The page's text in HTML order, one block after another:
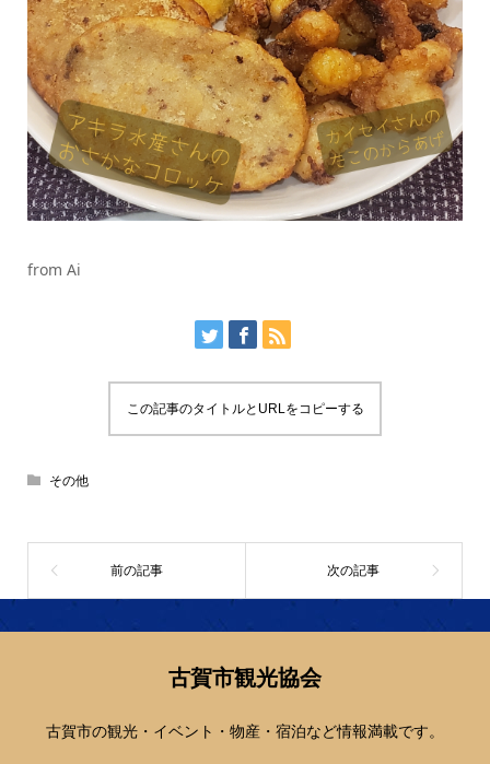
from Ai
この記事のタイトルとURLをコピーする
その他
古賀市観光協会
古賀市の観光・イベント・物産・宿泊など情報満載です。